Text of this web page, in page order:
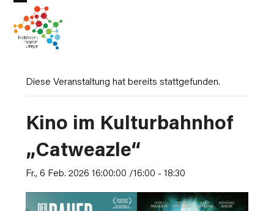
Skip
content
Open
mobile
menu
Close
mobile
menu
Diese Veranstaltung hat bereits stattgefunden.
Kino im Kulturbahnhof
„Catweazle“
Fr., 6 Feb. 2026 16:00:00 /16:00 -18:30